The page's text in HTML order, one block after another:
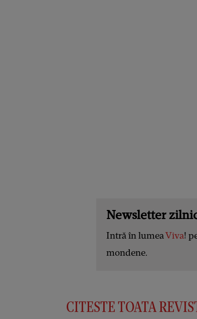
Newsletter
Intră în lumeaViva!
mondene.
CITESTE TOATA